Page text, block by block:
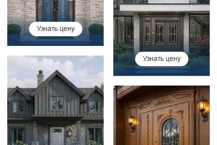
Узнать цену
Узнать цену